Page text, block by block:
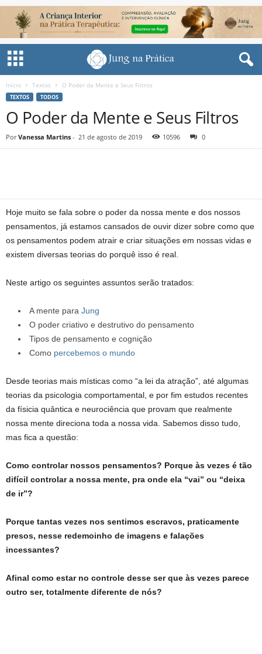
Início Textos O Poder da Mente e Seus Filtros
TEXTOS TODOS
O Poder da Mente e Seus Filtros
Por Vanessa Martins - 21 de agosto de 2019 10596 0
Hoje muito se fala sobre o poder da nossa mente e dos nossos
pensamentos, já estamos cansados de ouvir dizer sobre como que
os pensamentos podem atrair e criar situações em nossas vidas e
existem diversas teorias do porquê isso é real.
Neste artigo os seguintes assuntos serão tratados:
A mente para Jung
O poder criativo e destrutivo do pensamento
Tipos de pensamento e cognição
Como percebemos o mundo
Desde teorias mais místicas como “a lei da atração”, até algumas
teorias da psicologia comportamental, e por fim estudos recentes
da físicia quântica e neurociência que provam que realmente
nossa mente direciona toda a nossa vida. Sabemos disso tudo,
mas fica a questão:
Como controlar nossos pensamentos? Porque às vezes é tão
difícil controlar a nossa mente, pra onde ela “vai” ou “deixa
de ir”?
Porque tantas vezes nos sentimos escravos, praticamente
presos, nesse redemoinho de imagens e falações
incessantes?
Afinal como estar no controle desse ser que às vezes parece
outro ser, totalmente diferente de nós?